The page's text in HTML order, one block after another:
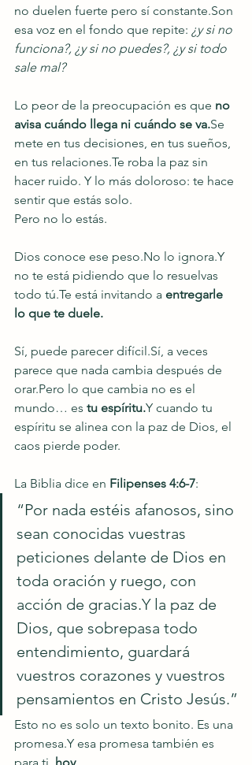
no duelen fuerte pero sí constante.Son
esa voz en el fondo que repite: ¿y si no
funciona?, ¿y si no puedes?, ¿y si todo
sale mal?
Lo peor de la preocupación es que no
avisa cuándo llega ni cuándo se va.Se
mete en tus decisiones, en tus sueños,
en tus relaciones.Te roba la paz sin
hacer ruido. Y lo más doloroso: te hace
sentir que estás solo.
Pero no lo estás.
Dios conoce ese peso.No lo ignora.Y
no te está pidiendo que lo resuelvas
todo tú.Te está invitando a entregarle
lo que te duele.
Sí, puede parecer difícil.Sí, a veces
parece que nada cambia después de
orar.Pero lo que cambia no es el
mundo… es tu espíritu.Y cuando tu
espíritu se alinea con la paz de Dios, el
caos pierde poder.
La Biblia dice en Filipenses 4:6-7:
“Por nada estéis afanosos, sino
sean conocidas vuestras
peticiones delante de Dios en
toda oración y ruego, con
acción de gracias.Y la paz de
Dios, que sobrepasa todo
entendimiento, guardará
vuestros corazones y vuestros
pensamientos en Cristo Jesús.”
Esto no es solo un texto bonito. Es una
promesa.Y esa promesa también es